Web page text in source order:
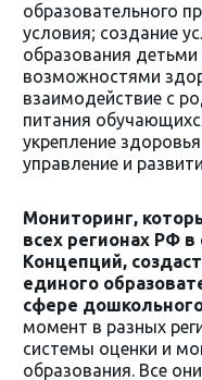
образовательного
условия; создание
образования
возможностями
взаимодействие с
питания
укрепление
управление и
Мониторинг,
всех регионах РФ
Концепций,
единого
сфере
момент в разных
системы оценки и
образования. Все